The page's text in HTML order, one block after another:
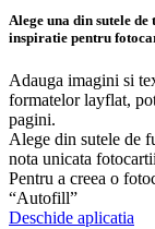
Alege una din sutele
inspiratie pentru
Adauga imagini si
formatelor layflat,
pagini.
Alege din sutele de
nota unicata
Pentru a creea o
“Autofill”
Deschide aplicatia